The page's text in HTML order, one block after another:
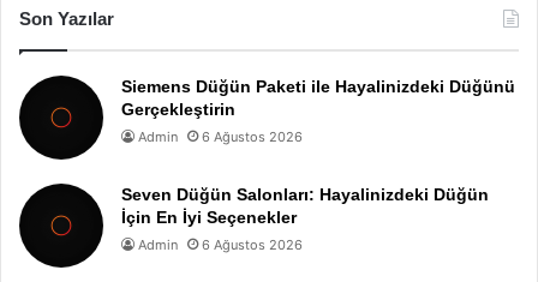
Son Yazılar
Siemens Düğün Paketi ile Hayalinizdeki Düğünü
Gerçekleştirin
Admin 6 Ağustos 2026
Seven Düğün Salonları: Hayalinizdeki Düğün
İçin En İyi Seçenekler
Admin 6 Ağustos 2026